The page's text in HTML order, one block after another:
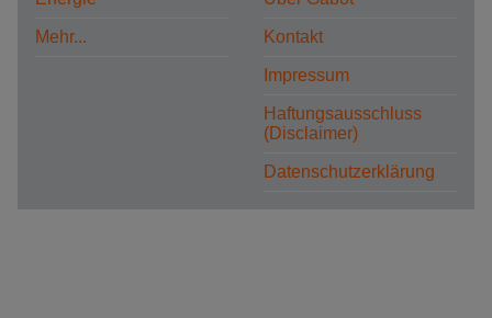
Mehr... Kontakt
Impressum
Haftungsausschluss
(Disclaimer)
Datenschutzerklärung